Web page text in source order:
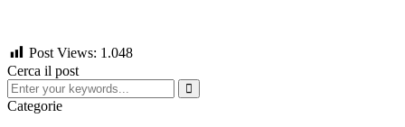
Post Views: 1.048
Cerca il post
Categorie